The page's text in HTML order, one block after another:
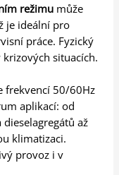
režimu může
je ideální pro
práce. Fyzický
situacích.
frekvencí 50/60Hz
aplikací: od
až
klimatizaci.
provoz i v